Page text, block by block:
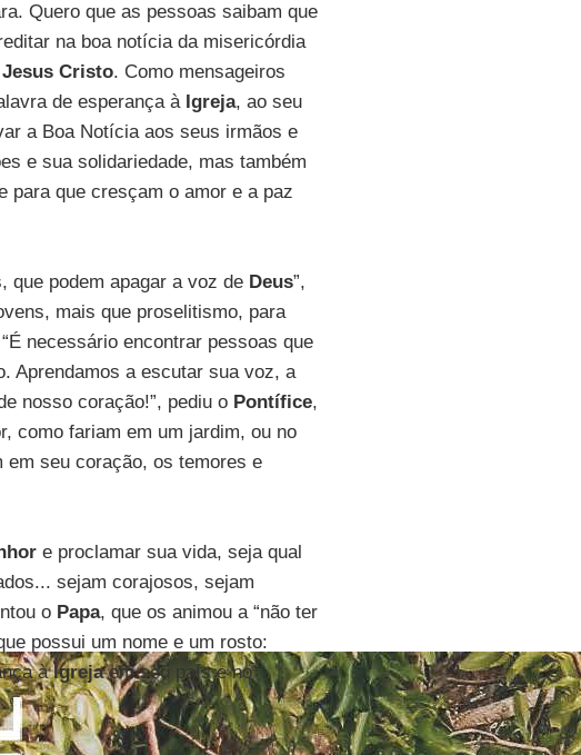
Quero que as pessoas saibam que
na boa notícia da misericórdia
Jesus Cristo. Como mensageiros
de esperança à Igreja, ao seu
a Boa Notícia aos seus irmãos e
e sua solidariedade, mas também
para que cresçam o amor e a paz
que podem apagar a voz de Deus”,
mais que proselitismo, para
“É necessário encontrar pessoas que
Aprendamos a escutar sua voz, a
nosso coração!”, pediu o Pontífice,
como fariam em um jardim, ou no
em seu coração, os temores e
e proclamar sua vida, seja qual
sejam corajosos, sejam
o Papa, que os animou a “não ter
possui um nome e um rosto:
àIgrejaem seu país e no